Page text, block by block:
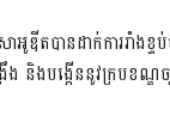
ាអូឌីត​បានដាក់​ការរាំ
ង​ និងបង្កើន​នូវ​ក្របខ